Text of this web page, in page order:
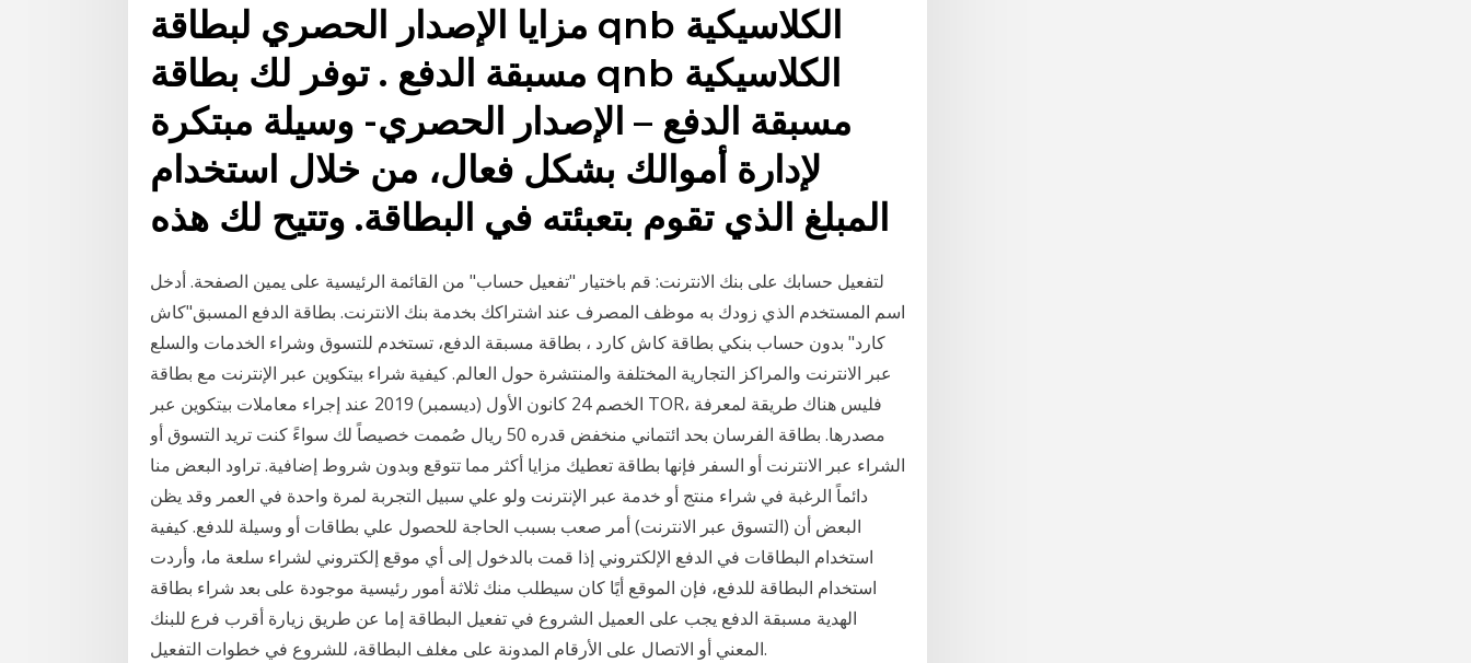
مزايا الإصدار الحصري لبطاقة qnb الكلاسيكية
مسبقة الدفع . توفر لك بطاقة qnb الكلاسيكية
مسبقة الدفع – الإصدار الحصري- وسيلة مبتكرة
لإدارة أموالك بشكل فعال، من خلال استخدام
المبلغ الذي تقوم بتعبئته في البطاقة. وتتيح لك هذه
لتفعيل حسابك على بنك الانترنت: قم باختيار "تفعيل حساب" من القائمة الرئيسية على يمين الصفحة. أدخل
اسم المستخدم الذي زودك به موظف المصرف عند اشتراكك بخدمة بنك الانترنت. بطاقة الدفع المسبق"كاش
كارد" بدون حساب بنكي بطاقة كاش كارد ، بطاقة مسبقة الدفع، تستخدم للتسوق وشراء الخدمات والسلع
عبر الانترنت والمراكز التجارية المختلفة والمنتشرة حول العالم. كيفية شراء بيتكوين عبر الإنترنت مع بطاقة
الخصم 24 كانون الأول (ديسمبر) 2019 عند إجراء معاملات بيتكوين عبر TOR، فليس هناك طريقة لمعرفة
مصدرها. بطاقة الفرسان بحد ائتماني منخفض قدره 50 ريال صُممت خصيصاً لك سواءً كنت تريد التسوق أو
الشراء عبر الانترنت أو السفر فإنها بطاقة تعطيك مزايا أكثر مما تتوقع وبدون شروط إضافية. تراود البعض منا
دائماً الرغبة في شراء منتج أو خدمة عبر الإنترنت ولو علي سبيل التجربة لمرة واحدة في العمر وقد يظن
البعض أن (التسوق عبر الانترنت) أمر صعب بسبب الحاجة للحصول علي بطاقات أو وسيلة للدفع. كيفية
استخدام البطاقات في الدفع الإلكتروني إذا قمت بالدخول إلى أي موقع إلكتروني لشراء سلعة ما، وأردت
استخدام البطاقة للدفع، فإن الموقع أيًا كان سيطلب منك ثلاثة أمور رئيسية موجودة على بعد شراء بطاقة
الهدية مسبقة الدفع يجب على العميل الشروع في تفعيل البطاقة إما عن طريق زيارة أقرب فرع للبنك
المعني أو الاتصال على الأرقام المدونة على مغلف البطاقة، للشروع في خطوات التفعيل.